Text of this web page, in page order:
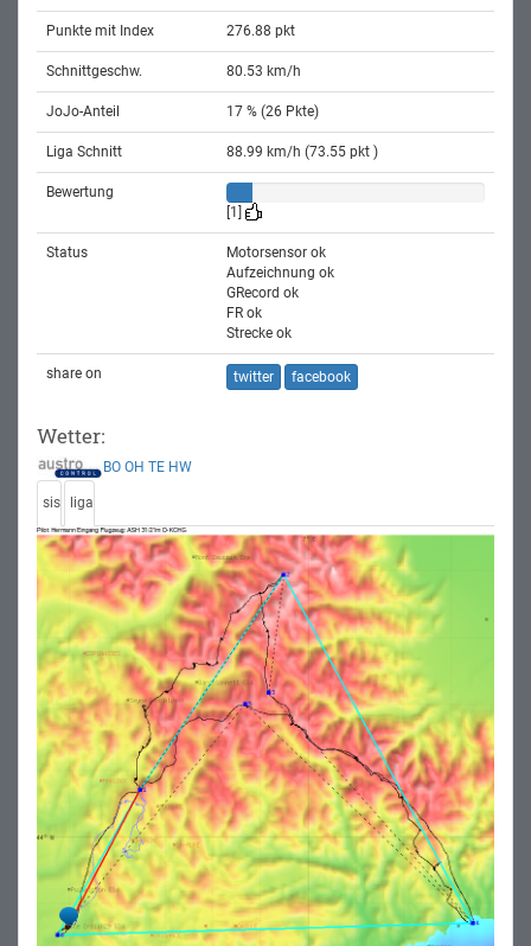
Punkte mit Index 276.88 pkt
Schnittgeschw. 80.53 km/h
JoJo-Anteil 17 % (26 Pkte)
Liga Schnitt 88.99 km/h (73.55 pkt )
Bewertung
[1]
Status
Motorsensor ok
Aufzeichnung ok
GRecord ok
FR ok
Strecke ok
share on twitter facebook
Wetter:
BO OH TE HW
sis liga